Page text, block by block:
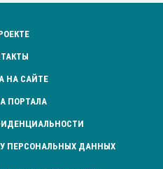
НА САЙТЕ
ПОРТАЛА
ПЕРСОНАЛЬНЫХ ДАННЫХ